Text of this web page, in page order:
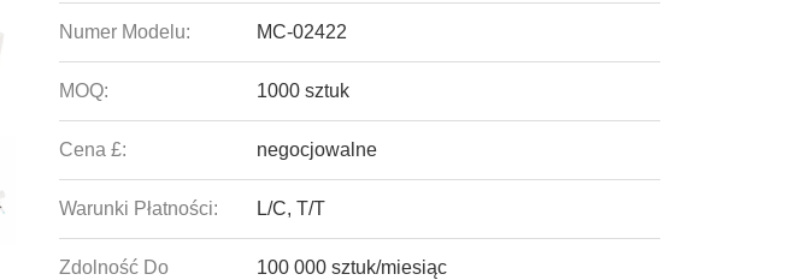
Numer Modelu: MC-02422
MOQ: 1000 sztuk
Cena £: negocjowalne
Warunki Płatności: L/C, T/T
Zdolność Do
100 000 sztuk/miesiąc